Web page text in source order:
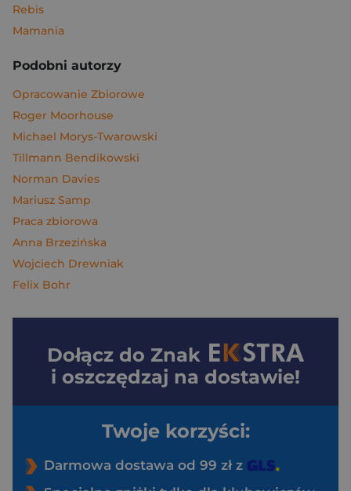
Rebis
Mamania
Podobni autorzy
Opracowanie Zbiorowe
Roger Moorhouse
Michael Morys-Twarowski
Tillmann Bendikowski
Norman Davies
Mariusz Samp
Praca zbiorowa
Anna Brzezińska
Wojciech Drewniak
Felix Bohr
Dołącz do Znak
i oszczędzaj na dostawie!
Twoje korzyści:
Darmowa dostawa od 99 zł z